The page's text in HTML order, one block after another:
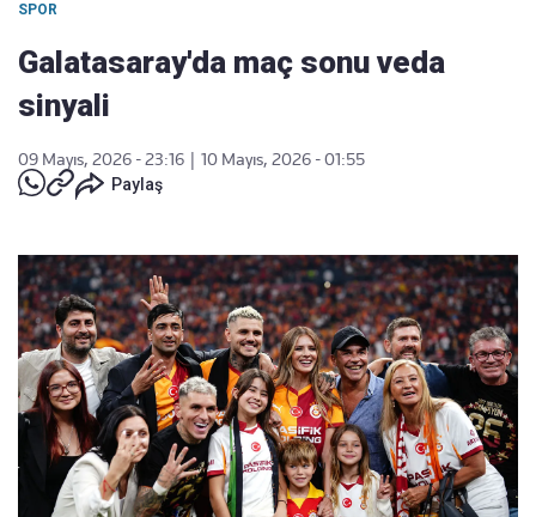
SPOR
Galatasaray'da maç sonu veda
sinyali
09 Mayıs, 2026 - 23:16
10 Mayıs, 2026 - 01:55
Paylaş